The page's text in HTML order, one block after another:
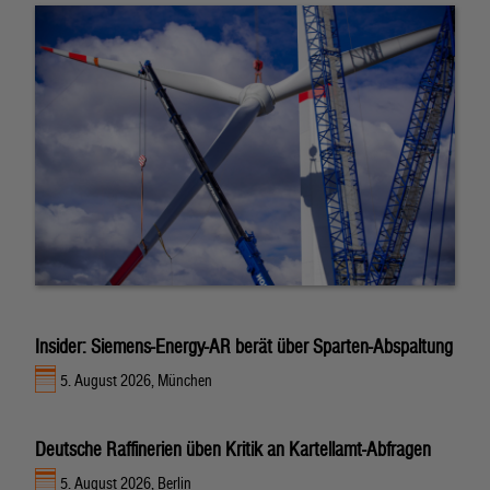
Insider: Siemens-Energy-AR berät über Sparten-Abspaltung
5. August 2026, München
Deutsche Raffinerien üben Kritik an Kartellamt-Abfragen
5. August 2026, Berlin